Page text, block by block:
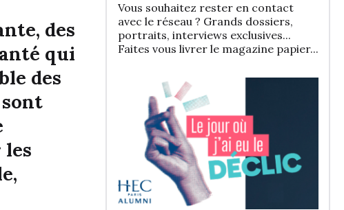
des
qui
des
les
Vous souhaitez rester en contact
avec le réseau ? Grands dossiers,
portraits, interviews exclusives...
Faites vous livrer le magazine papier...